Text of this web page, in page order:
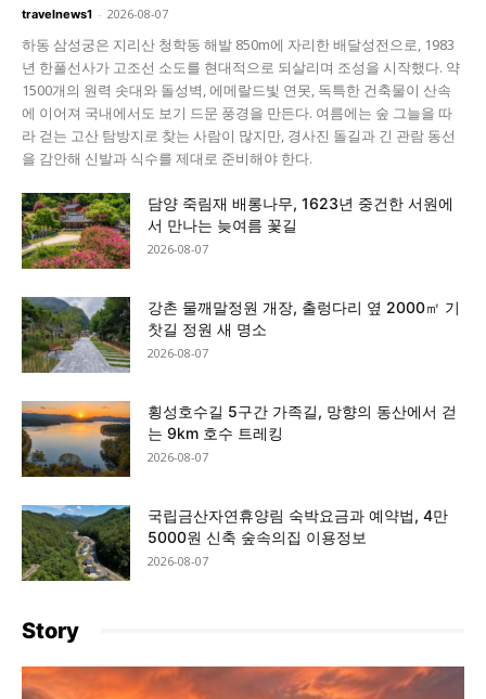
travelnews1 - 2026-08-07
하동 삼성궁은 지리산 청학동 해발 850m에 자리한 배달성전으로, 1983
년 한풀선사가 고조선 소도를 현대적으로 되살리며 조성을 시작했다. 약
1500개의 원력 솟대와 돌성벽, 에메랄드빛 연못, 독특한 건축물이 산속
에 이어져 국내에서도 보기 드문 풍경을 만든다. 여름에는 숲 그늘을 따
라 걷는 고산 탐방지로 찾는 사람이 많지만, 경사진 돌길과 긴 관람 동선
을 감안해 신발과 식수를 제대로 준비해야 한다.
담양 죽림재 배롱나무, 1623년 중건한 서원에
서 만나는 늦여름 꽃길
2026-08-07
강촌 물깨말정원 개장, 출렁다리 옆 2000㎡ 기
찻길 정원 새 명소
2026-08-07
횡성호수길 5구간 가족길, 망향의 동산에서 걷
는 9km 호수 트레킹
2026-08-07
국립금산자연휴양림 숙박요금과 예약법, 4만
5000원 신축 숲속의집 이용정보
2026-08-07
Story